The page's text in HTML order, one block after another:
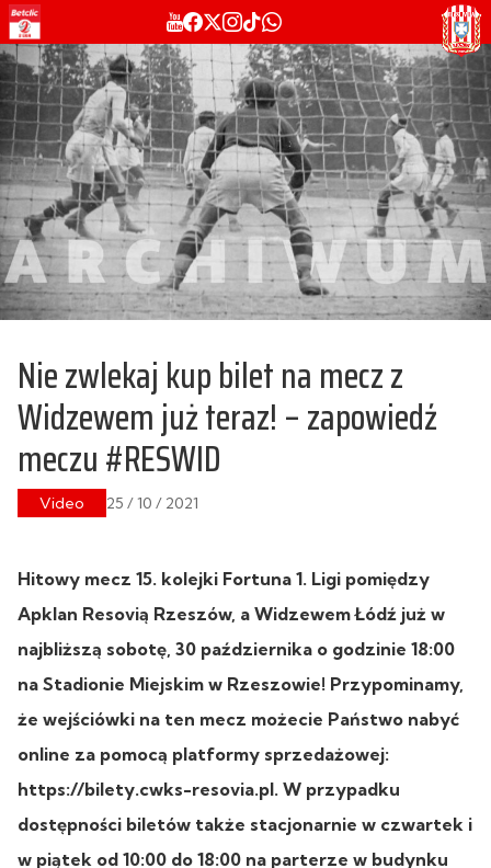
Nie zwlekaj kup bilet na mecz z
Widzewem już teraz! – zapowiedź
meczu #RESWID
Video 25 / 10 / 2021
Hitowy mecz 15. kolejki Fortuna 1. Ligi pomiędzy
Apklan Resovią Rzeszów, a Widzewem Łódź już w
najbliższą sobotę, 30 października o godzinie 18:00
na Stadionie Miejskim w Rzeszowie! Przypominamy,
że wejściówki na ten mecz możecie Państwo nabyć
online za pomocą platformy sprzedażowej:
https://bilety.cwks-resovia.pl. W przypadku
dostępności biletów także stacjonarnie w czwartek i
w piątek od 10:00 do 18:00 na parterze w budynku